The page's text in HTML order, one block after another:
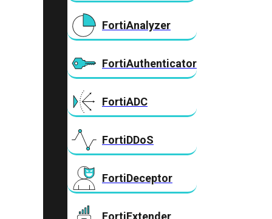
FortiAnalyzer
FortiAuthenticator
FortiADC
FortiDDoS
FortiDeceptor
FortiExtender